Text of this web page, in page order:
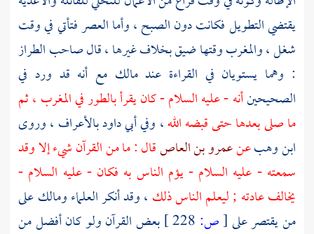
يقتضي التطويل فكانت دون الصبح ، وأما العصر فتأتي في وقت
شغل ، والمغرب وقتها ضيق بخلاف غيرها ، قال صاحب الطراز
: وهما يستويان في القراءة عندمالك مع أنه قد ورد في
الصحيحينأنه - عليه السلام - كان يقرأ بالطور في المغرب ، ثم
ما صلى بعدها حتى قبضه الله، وفيأبي داودبالأعراف ، وروى
ابن وهبعنعمرو بن العاصقال : ما من القرآن شيء إلا وقد
سمعته - عليه السلام - يؤم الناس به فكان - عليه السلام -
يخالف عادته ; ليعلم الناس ذلك ، وقد أنكر العلماءومالكعلى
من يقتصر على[ص:
بعض القرآن ولو كان أفضل من